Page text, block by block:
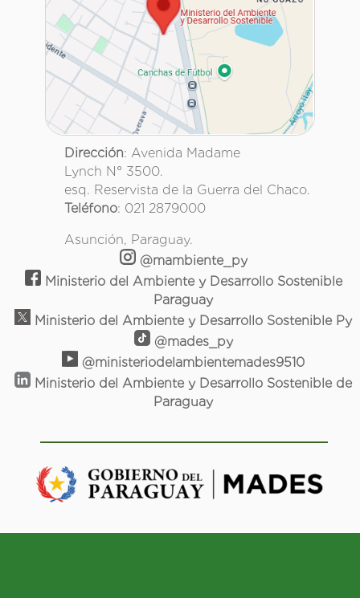
Dirección: Avenida Madame
Lynch N° 3500.
esq. Reservista de la Guerra del Chaco.
Teléfono: 021 2879000
Asunción, Paraguay.
@mambiente_py
Ministerio del Ambiente y Desarrollo Sostenible
Paraguay
Ministerio del Ambiente y Desarrollo Sostenible Py
@mades_py
@ministeriodelambientemades9510
Ministerio del Ambiente y Desarrollo Sostenible de
Paraguay